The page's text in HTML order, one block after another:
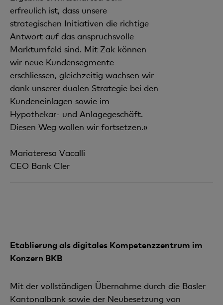
erfreulich ist, dass unsere
strategischen Initiativen die richtige
Antwort auf das anspruchsvolle
Marktumfeld sind. Mit Zak können
wir neue Kundensegmente
erschliessen, gleichzeitig wachsen wir
dank unserer dualen Strategie bei den
Kundeneinlagen sowie im
Hypothekar- und Anlagegeschäft.
Diesen Weg wollen wir fortsetzen.»
Mariateresa Vacalli
CEO Bank Cler
Etablierung als digitales Kompetenzzentrum im
Konzern BKB
Mit der vollständigen Übernahme durch die Basler
Kantonalbank sowie der Neubesetzung von